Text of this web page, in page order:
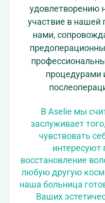
удовлетворению
участвие в нашей
нами,
процедурами
В Aselie мы
заслуживает
чувствовать
интересуют
восстановление
любую другую
наша больница
Ваших